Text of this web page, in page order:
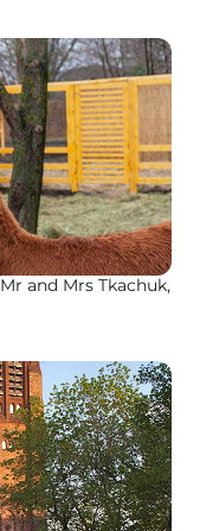
Mr and Mrs Tkachuk,